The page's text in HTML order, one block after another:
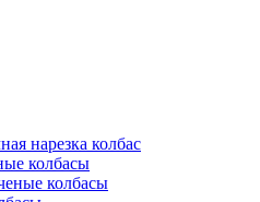
нарезка колбас
колбасы
колбасы